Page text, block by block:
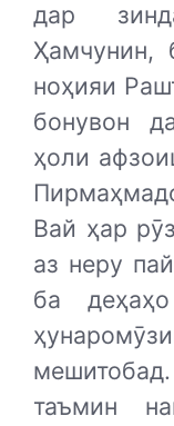
дар
Ҳамчунин,
ноҳияи
бонувон
ҳоли
Вай ҳар
аз неру
ба
таъмин